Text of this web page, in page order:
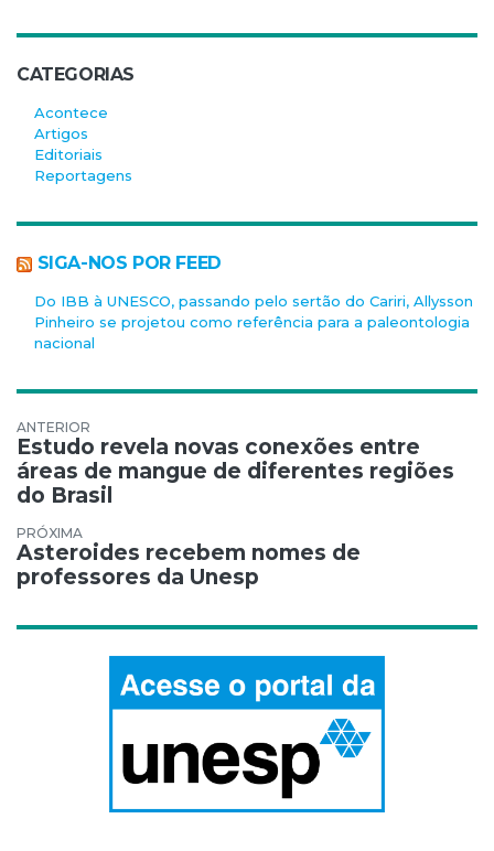
CATEGORIAS
Acontece
Artigos
Editoriais
Reportagens
SIGA-NOS POR FEED
Do IBB à UNESCO, passando pelo sertão do Cariri, Allysson
Pinheiro se projetou como referência para a paleontologia
nacional
Navegação de Post
Estudo revela novas conexões entre
áreas de mangue de diferentes regiões
do Brasil
Asteroides recebem nomes de
professores da Unesp